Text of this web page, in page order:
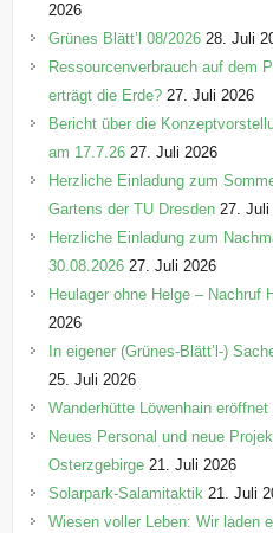
e
n
2026
Grünes Blätt’l 08/2026 28. Juli
Ressourcenverbrauch auf dem
erträgt die Erde? 27. Juli 2026
Bericht über die
am 17.7.26 27. Juli 2026
Herzliche Einladung zum
Gartens der TU Dresden 27. Juli
Herzliche Einladung zum
30.08.2026 27. Juli 2026
Heulager ohne Helge – Nachruf
2026
In eigener (Grünes-Blätt’l-)
25. Juli 2026
Wanderhütte Löwenhain eröffnet
Neues Personal und neue
Osterzgebirge 21. Juli 2026
Solarpark-Salamitaktik 21. Juli
Wiesen voller Leben: Wir laden